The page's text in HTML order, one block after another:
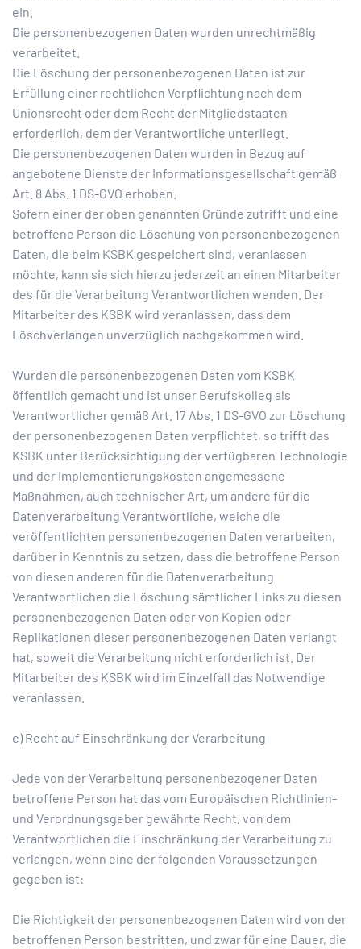
ein.
Die personenbezogenen Daten wurden unrechtmäßig
verarbeitet.
Die Löschung der personenbezogenen Daten ist zur
Erfüllung einer rechtlichen Verpflichtung nach dem
Unionsrecht oder dem Recht der Mitgliedstaaten
erforderlich, dem der Verantwortliche unterliegt.
Die personenbezogenen Daten wurden in Bezug auf
angebotene Dienste der Informationsgesellschaft gemäß
Art. 8 Abs. 1 DS-GVO erhoben.
Sofern einer der oben genannten Gründe zutrifft und eine
betroffene Person die Löschung von personenbezogenen
Daten, die beim KSBK gespeichert sind, veranlassen
möchte, kann sie sich hierzu jederzeit an einen Mitarbeiter
des für die Verarbeitung Verantwortlichen wenden. Der
Mitarbeiter des KSBK wird veranlassen, dass dem
Löschverlangen unverzüglich nachgekommen wird.
Wurden die personenbezogenen Daten vom KSBK
öffentlich gemacht und ist unser Berufskolleg als
Verantwortlicher gemäß Art. 17 Abs. 1 DS-GVO zur Löschung
der personenbezogenen Daten verpflichtet, so trifft das
KSBK unter Berücksichtigung der verfügbaren Technologie
und der Implementierungskosten angemessene
Maßnahmen, auch technischer Art, um andere für die
Datenverarbeitung Verantwortliche, welche die
veröffentlichten personenbezogenen Daten verarbeiten,
darüber in Kenntnis zu setzen, dass die betroffene Person
von diesen anderen für die Datenverarbeitung
Verantwortlichen die Löschung sämtlicher Links zu diesen
personenbezogenen Daten oder von Kopien oder
Replikationen dieser personenbezogenen Daten verlangt
hat, soweit die Verarbeitung nicht erforderlich ist. Der
Mitarbeiter des KSBK wird im Einzelfall das Notwendige
veranlassen.
e) Recht auf Einschränkung der Verarbeitung
Jede von der Verarbeitung personenbezogener Daten
betroffene Person hat das vom Europäischen Richtlinien-
und Verordnungsgeber gewährte Recht, von dem
Verantwortlichen die Einschränkung der Verarbeitung zu
verlangen, wenn eine der folgenden Voraussetzungen
gegeben ist:
Die Richtigkeit der personenbezogenen Daten wird von der
betroffenen Person bestritten, und zwar für eine Dauer, die